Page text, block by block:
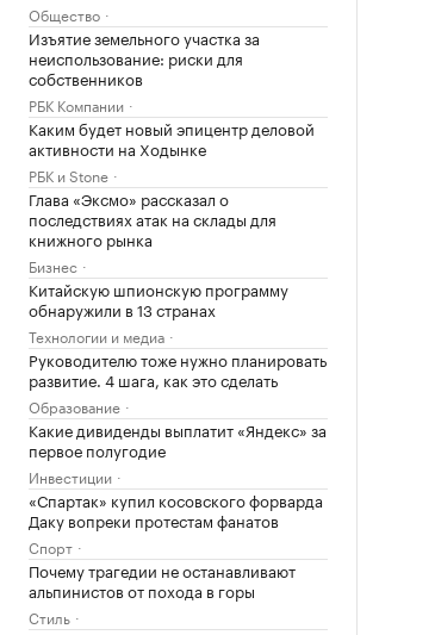
Общество
Изъятие земельного участка за
неиспользование: риски для
собственников
РБК Компании
Каким будет новый эпицентр деловой
активности на Ходынке
РБК и Stone
Глава «Эксмо» рассказал о
последствиях атак на склады для
книжного рынка
Бизнес
Китайскую шпионскую программу
обнаружили в 13 странах
Технологии и медиа
Руководителю тоже нужно планировать
развитие. 4 шага, как это сделать
Образование
Какие дивиденды выплатит «Яндекс» за
первое полугодие
Инвестиции
«Спартак» купил косовского форварда
Даку вопреки протестам фанатов
Спорт
Почему трагедии не останавливают
альпинистов от похода в горы
Стиль